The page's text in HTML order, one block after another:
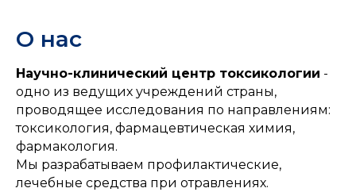
О нас
Научно-клинический центр токсикологии -
одно из ведущих учреждений страны,
проводящее исследования по направлениям:
токсикология, фармацевтическая химия,
фармакология.
Мы разрабатываем профилактические,
лечебные средства при отравлениях.